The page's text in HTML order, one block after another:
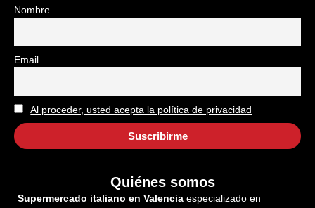
Nombre
Email
Al proceder, usted acepta la política de privacidad
Quiénes somos
Supermercado italiano en Valencia especializado en